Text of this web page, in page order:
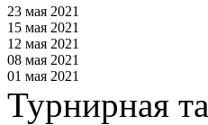
23 мая 2021
15 мая 2021
12 мая 2021
08 мая 2021
01 мая 2021
Турнирная